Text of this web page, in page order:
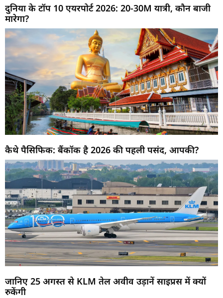
दुनिया के टॉप 10 एयरपोर्ट 2026: 20-30M यात्री, कौन बाजी
मारेगा?
कैथे पैसिफिक: बैंकॉक है 2026 की पहली पसंद, आपकी?
जानिए 25 अगस्त से KLM तेल अवीव उड़ानें साइप्रस में क्यों
रुकेंगी